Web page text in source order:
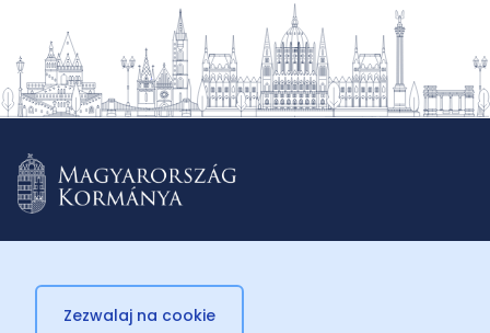
Zezwalaj na cookie